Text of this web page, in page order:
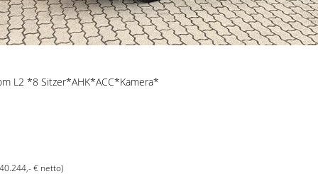
L2 *8 Sitzer*AHK*ACC*Kamera*
€ netto)